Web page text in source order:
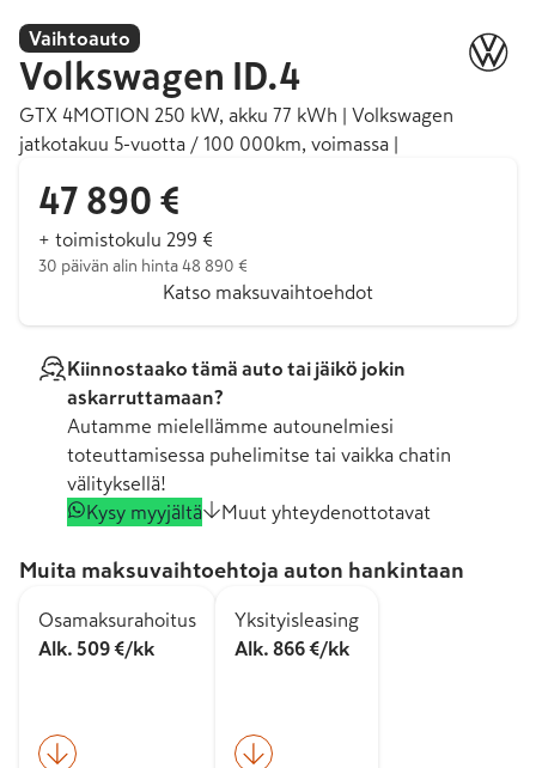
Vaihtoauto
Volkswagen ID.4
GTX 4MOTION 250 kW, akku 77 kWh | Volkswagen
jatkotakuu 5-vuotta / 100 000km, voimassa |
47 890 €
+ toimistokulu 299 €
30 päivän alin hinta 48 890 €
Katso maksuvaihtoehdot
Kiinnostaako tämä auto tai jäikö jokin
askarruttamaan?
Autamme mielellämme autounelmiesi
toteuttamisessa puhelimitse tai vaikka chatin
välityksellä!
Kysy myyjältä
Muut yhteydenottotavat
Muita maksuvaihtoehtoja auton hankintaan
Osamaksurahoitus
Alk. 509 €/kk
Yksityisleasing
Alk. 866 €/kk